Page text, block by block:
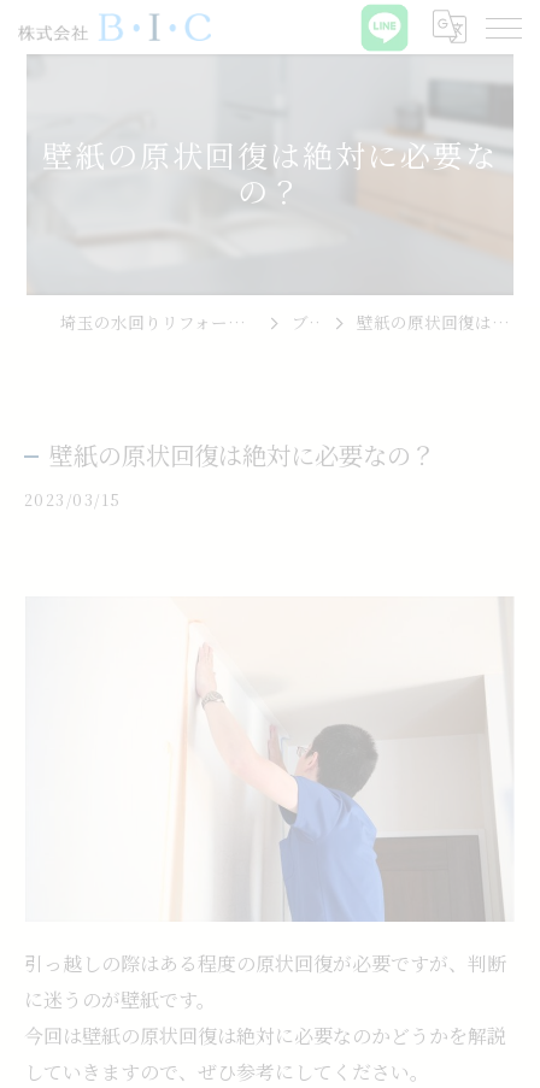
壁紙の原状回復は絶対に必要な
の？
埼玉の水回りリフォームなら株式会社B･I･C ブログ 壁紙の原状回復は絶対に必要なの？
壁紙の原状回復は絶対に必要なの？
2023/03/15
引っ越しの際はある程度の原状回復が必要ですが、判断
に迷うのが壁紙です。
今回は壁紙の原状回復は絶対に必要なのかどうかを解説
していきますので、ぜひ参考にしてください。